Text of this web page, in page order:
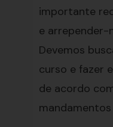
importante
e arrepender-
Devemos
curso e fazer
de acordo
mandamentos